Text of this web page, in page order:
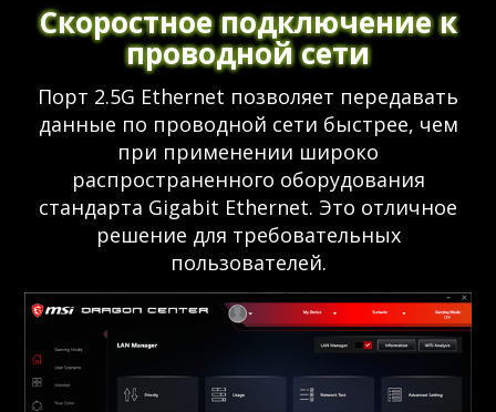
Скоростное подключение к
проводной сети
Порт 2.5G Ethernet позволяет передавать
данные по проводной сети быстрее, чем
при применении широко
распространенного оборудования
стандарта Gigabit Ethernet. Это отличное
решение для требовательных
пользователей.